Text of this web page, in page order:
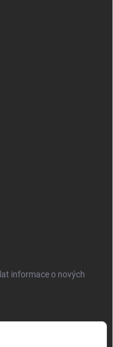
informace o nových